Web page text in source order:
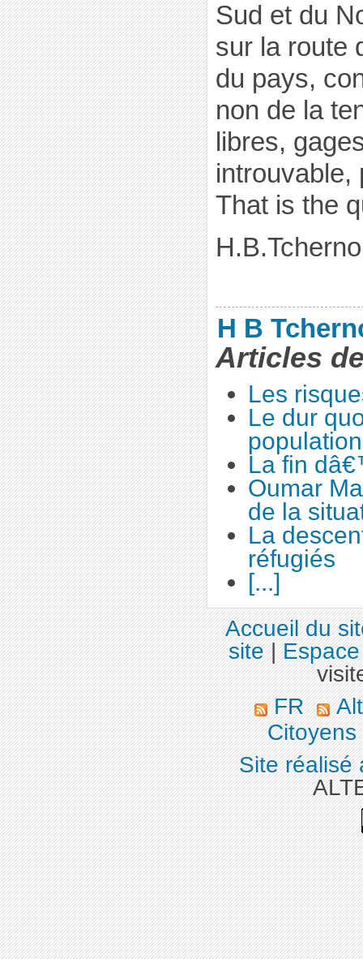
Sud et du
sur la route
du pays,
non de la
libres,
introuvable,
That is the
H.B.Tcherno
H B
Articles
Les
Le dur
La fin
Oumar
de la
La
réfugiés
[...]
Accueil du
site|
FR
Citoyens
Site réalisé